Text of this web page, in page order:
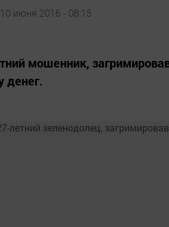
10 июня 2016 - 08:15
мошенник,
денег.